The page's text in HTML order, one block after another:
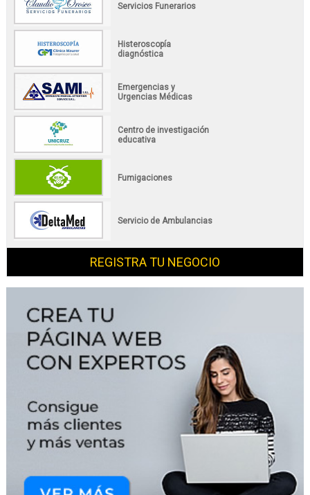
Servicios Funerarios
Histeroscopía
diagnóstica
Emergencias y
Urgencias Médicas
Centro de investigación
educativa
Fumigaciones
Servicio de Ambulancias
REGISTRA TU NEGOCIO